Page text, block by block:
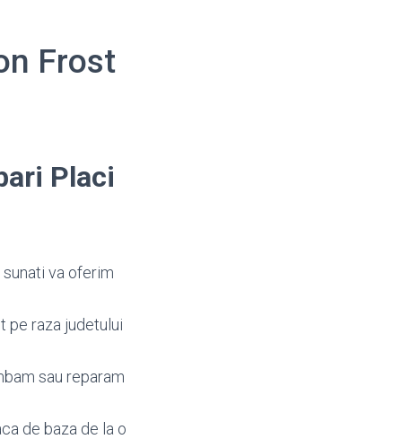
Frost
Placi
va oferim
pe raza judetului
sau reparam
de baza de la o